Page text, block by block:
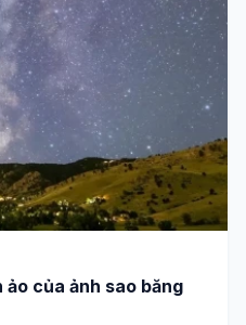
của ảnh sao băng